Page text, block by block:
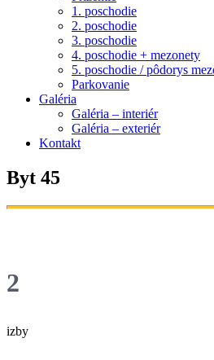
1. poschodie
2. poschodie
3. poschodie
4. poschodie + mezonety
5. poschodie / pôdorys
Parkovanie
Galéria
Galéria – interiér
Galéria – exteriér
Kontakt
Byt 45
2
izby